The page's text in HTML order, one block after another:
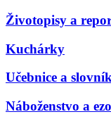
Životopisy a
Kuchárky
Učebnice a
Náboženstvo a